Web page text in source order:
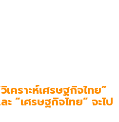
คราะห์เศรษฐกิจไทย”
ะ “เศรษฐกิจไทย” จะไป